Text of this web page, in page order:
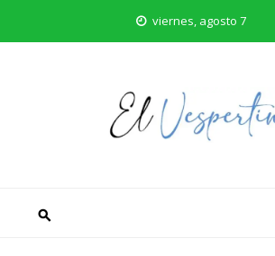
viernes, agosto 7